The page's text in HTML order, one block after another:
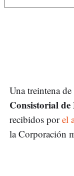
Una treintena de
Consistorial
recibidos porel
la Corporación